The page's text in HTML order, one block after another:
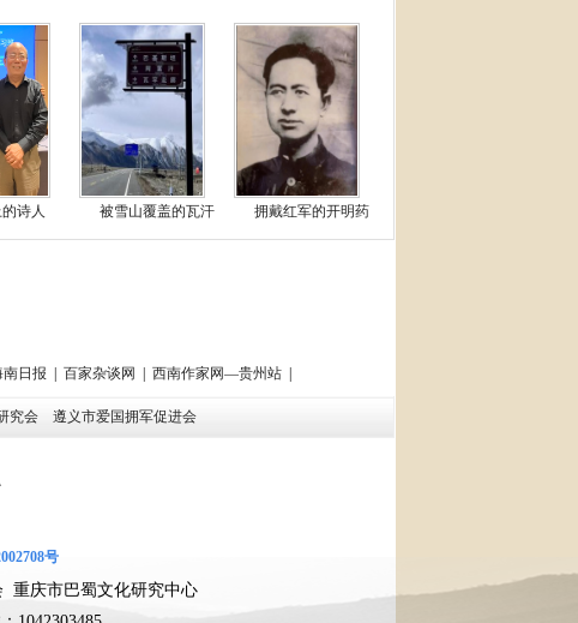
诗人 被雪山覆盖的瓦汗 拥戴红军的开明药
南日报 | 百家杂谈网 | 西南作家网—贵州站 |
究会 遵义市爱国拥军促进会
号
重庆市巴蜀文化研究中心